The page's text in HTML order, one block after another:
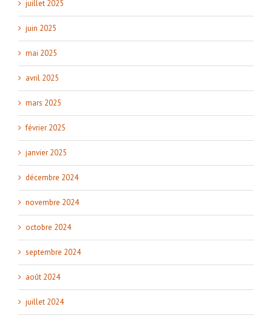
juillet 2025
juin 2025
mai 2025
avril 2025
mars 2025
février 2025
janvier 2025
décembre 2024
novembre 2024
octobre 2024
septembre 2024
août 2024
juillet 2024